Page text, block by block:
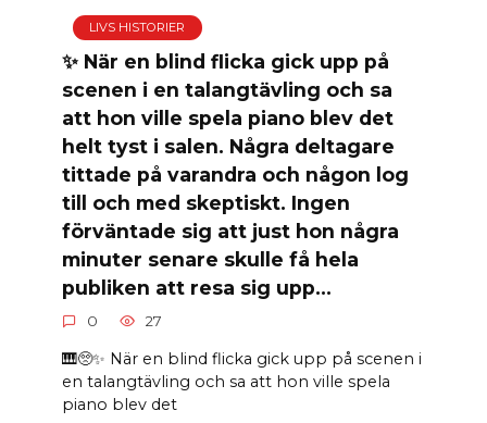
LIVS HISTORIER
✨ När en blind flicka gick upp på
scenen i en talangtävling och sa
att hon ville spela piano blev det
helt tyst i salen. Några deltagare
tittade på varandra och någon log
till och med skeptiskt. Ingen
förväntade sig att just hon några
minuter senare skulle få hela
publiken att resa sig upp…
0 27
🎹🥺✨ När en blind flicka gick upp på scenen i
en talangtävling och sa att hon ville spela
piano blev det